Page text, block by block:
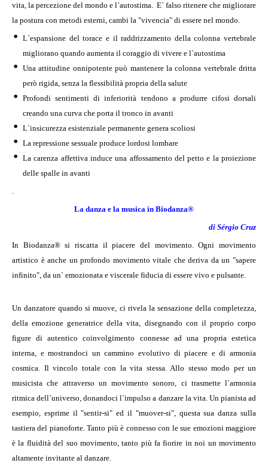
vita, la percezione del mondo e l`autostima. E` falso ritenere che migliorare
la postura con metodi esterni, cambi la "vivencia" di essere nel mondo.
L`espansione del torace e il raddrizzamento della colonna vertebrale
migliorano quando aumenta il coraggio di vivere e l`autostima
Una attitudine onnipotente può mantenere la colonna vertebrale dritta
però rigida, senza la flessibilità propria della salute
Profondi sentimenti di inferiorità tendono a produrre cifosi dorsali
creando una curva che porta il tronco in avanti
L`insicurezza esistenziale permanente genera scoliosi
La repressione sessuale produce lordosi lombare
La carenza affettiva induce una affossamento del petto e la proiezione
delle spalle in avanti
.
La danza e la musica in Biodanza®
di Sérgio Cruz
In Biodanza® si riscatta il piacere del movimento. Ogni movimento
artistico è anche un profondo movimento vitale che deriva da un "sapere
infinito", da un` emozionata e viscerale fiducia di essere vivo e pulsante.
Un danzatore quando si muove, ci rivela la sensazione della completezza,
della emozione generatrice della vita, disegnando con il proprio corpo
figure di autentico coinvolgimento connesse ad una propria estetica
interna, e mostrandoci un cammino evolutivo di piacere e di armonia
cosmica. Il vincolo totale con la vita stessa. Allo stesso modo per un
musicista che attraverso un movimento sonoro, ci trasmette l`armonia
ritmica dell`universo, donandoci l`impulso a danzare la vita. Un pianista ad
esempio, esprime il "sentir-si" ed il "muover-si", questa sua danza sulla
tastiera del pianoforte. Tanto più è connesso con le sue emozioni maggiore
è la fluidità del suo movimento, tanto più fa fiorire in noi un movimento
altamente invitante al danzare.